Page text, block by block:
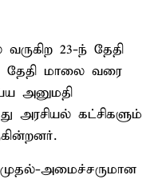
23-ந் தேதி
தேதி மாலை வரை
அனுமதி
அரசியல் கட்சிகளும்
அமைச்சருமான